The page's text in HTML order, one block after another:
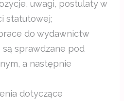
uwagi, postulaty w
statutowej;
do wydawnictw
sprawdzane pod
a następnie
dotyczące